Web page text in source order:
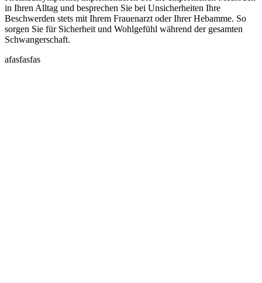
in Ihren Alltag und besprechen Sie bei Unsicherheiten Ihre
Beschwerden stets mit Ihrem Frauenarzt oder Ihrer Hebamme. So
sorgen Sie für Sicherheit und Wohlgefühl während der gesamten
Schwangerschaft.
afasfasfas